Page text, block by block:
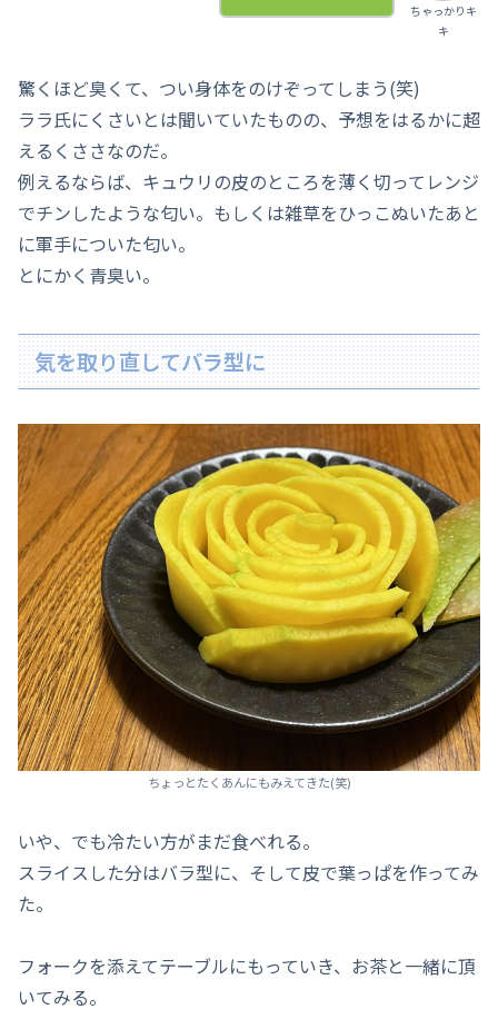
ちゃっかりキ
キ
驚くほど臭くて、つい身体をのけぞってしまう(笑)
ララ氏にくさいとは聞いていたものの、予想をはるかに超
えるくささなのだ。
例えるならば、キュウリの皮のところを薄く切ってレンジ
でチンしたような匂い。もしくは雑草をひっこぬいたあと
に軍手についた匂い。
とにかく青臭い。
気を取り直してバラ型に
ちょっとたくあんにもみえてきた(笑)
いや、でも冷たい方がまだ食べれる。
スライスした分はバラ型に、そして皮で葉っぱを作ってみ
た。
フォークを添えてテーブルにもっていき、お茶と一緒に頂
いてみる。